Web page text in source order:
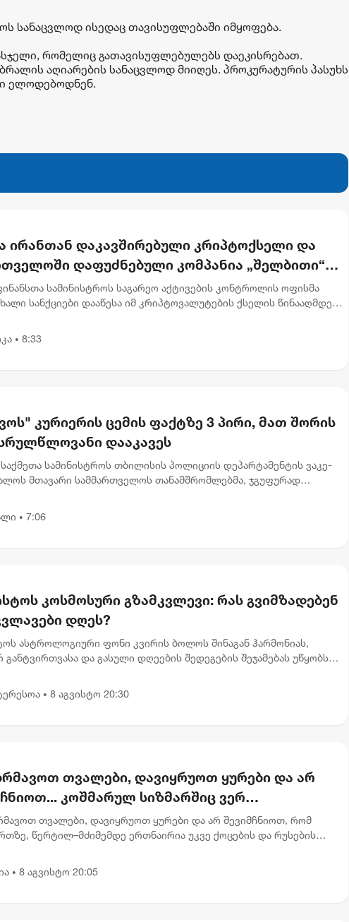
სანაცვლოდ ისედაც თავისუფლებაში იმყოფება.
რომელიც გათავისუფლებულებს დაეკისრებათ.
აღიარების სანაცვლოდ მიიღეს. პროკურატურის პასუხს
ელოდებოდნენ.
ირანთან დაკავშირებული კრიპტოქსელი და
დაფუძნებული კომპანია „შელბითი“
- რას აცხადებს სები
სამინისტროს საგარეო აქტივების კონტროლის ოფისმა
სანქციები დააწესა იმ კრიპტოვალუტების ქსელის წინააღმდეგ,
• 8:33
კურიერის ცემის ფაქტზე 3 პირი, მათ შორის
დააკავეს
საქმეთა სამინისტროს თბილისის პოლიციის დეპარტამენტის ვაკე-
მთავარი სამმართველოს თანამშრომლებმა, ჯგუფურად
• 7:06
კოსმოსური გზამკვლევი: რას გვიმზადებენ
დღეს?
ასტროლოგიური ფონი კვირის ბოლოს შინაგან ჰარმონიას,
განტვირთვასა და გასული დღეების შედეგების შეჯამებას უწყობს
• 8 აგვისტო 20:30
თვალები, დავიყრუოთ ყურები და არ
კოშმარულ სიზმარშიც ვერ
- ნინო ჯანგირაშვილი
თვალები, დავიყრუოთ ყურები და არ შევიმჩნიოთ, რომ
წერტილ–მძიმემდე ერთნაირია უკვე ქოცების და რუსების
• 8 აგვისტო 20:05